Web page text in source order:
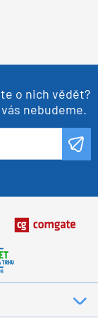
o nich vědět?
nebudeme.